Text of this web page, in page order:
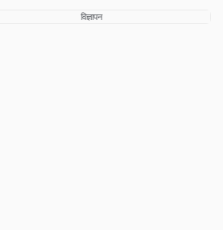
विज्ञापन